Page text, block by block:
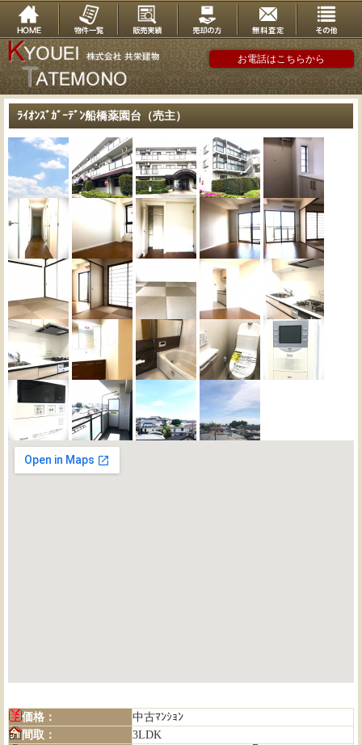
お電話はこちらから
ﾗｲｵﾝｽﾞｶﾞｰﾃﾞﾝ船橋薬園台（売主）
価格：
中古ﾏﾝｼｮﾝ
間取：
3LDK